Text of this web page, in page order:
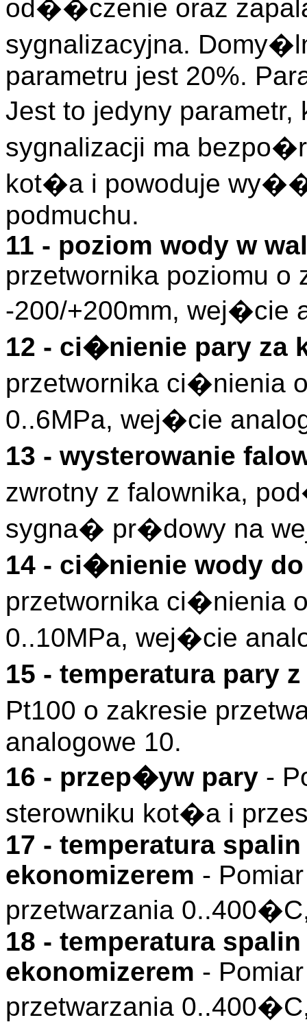
od��czenie oraz
sygnalizacyjna.
parametru jest 20%.
Jest to jedyny
sygnalizacji ma
kot�a i powoduje
podmuchu.
11 - poziom wody w
przetwornika poziomu o
-200/+200mm, wej�cie
12 - ci�nienie pary
przetwornika ci�nienia
0..6MPa, wej�cie
13 - wysterowanie
zwrotny z falownika,
sygna� pr�dowy na
14 - ci�nienie wody
przetwornika ci�nienia
0..10MPa, wej�cie
15 - temperatura pary
Pt100 o zakresie
analogowe 10.
16 - przep�yw pary -
sterowniku kot�a i
17 - temperatura
ekonomizerem -
przetwarzania
18 - temperatura
ekonomizerem -
przetwarzania